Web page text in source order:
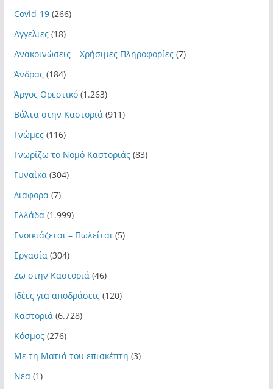
Covid-19(266)
Αγγελιες(18)
Ανακοινώσεις – Χρήσιμες Πληροφορίες(7)
Άνδρας(184)
Άργος Ορεστικό(1.263)
Βόλτα στην Καστοριά (911)
Γνώμες(116)
Γνωρίζω το Νομό Καστοριάς(83)
Γυναίκα (304)
Διαφορα (7)
Ελλάδα (1.999)
Ενοικιάζεται – Πωλείται (5)
Εργασία (304)
Ζω στην Καστοριά (46)
Ιδέες για αποδράσεις(120)
Καστοριά (6.728)
Κόσμος(276)
Με τη Ματιά του επισκέπτη (3)
Νεα (1)